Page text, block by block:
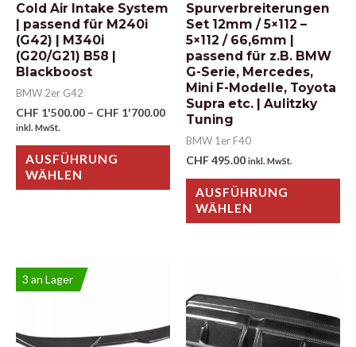
Cold Air Intake System
| passend für M240i
(G42) | M340i
(G20/G21) B58 |
Blackboost
BMW 2er G42
CHF 1'500.00 – CHF 1'700.00
inkl. MwSt.
AUSFÜHRUNG
WÄHLEN
Spurverbreiterungen
Set 12mm / 5×112 –
5×112 / 66,6mm |
passend für z.B. BMW
G-Serie, Mercedes,
Mini F-Modelle, Toyota
Supra etc. | Aulitzky
Tuning
BMW 1er F40
CHF495.00 inkl. MwSt.
AUSFÜHRUNG
WÄHLEN
3 an Lager